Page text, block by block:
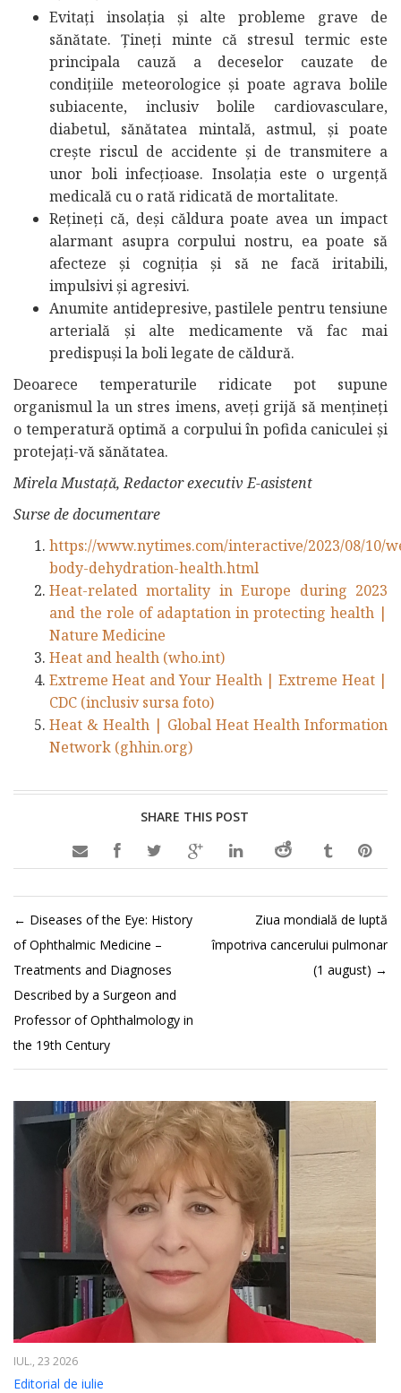
Evitați insolația și alte probleme grave de
sănătate. Țineți minte că stresul termic este
principala cauză a deceselor cauzate de
condițiile meteorologice și poate agrava bolile
subiacente, inclusiv bolile cardiovasculare,
diabetul, sănătatea mintală, astmul, și poate
crește riscul de accidente și de transmitere a
unor boli infecțioase. Insolația este o urgență
medicală cu o rată ridicată de mortalitate.
Rețineți că, deși căldura poate avea un impact
alarmant asupra corpului nostru, ea poate să
afecteze și cogniția și să ne facă iritabili,
impulsivi și agresivi.
Anumite antidepresive, pastilele pentru tensiune
arterială și alte medicamente vă fac mai
predispuși la boli legate de căldură.
Deoarece temperaturile ridicate pot supune
organismul la un stres imens, aveți grijă să mențineți
o temperatură optimă a corpului în pofida caniculei și
protejați-vă sănătatea.
Mirela Mustață, Redactor executiv E-asistent
Surse de documentare
https://www.nytimes.com/interactive/2023/08/10/
body-dehydration-health.html
Heat-related mortality in Europe during 2023
and the role of adaptation in protecting health |
Nature Medicine
Heat and health (who.int)
Extreme Heat and Your Health | Extreme Heat |
CDC (inclusiv sursa foto)
Heat & Health | Global Heat Health Information
Network (ghhin.org)
SHARE THIS POST

← Diseases of the Eye: History
of Ophthalmic Medicine –
Treatments and Diagnoses
Described by a Surgeon and
Professor of Ophthalmology in
the 19th Century
Ziua mondială de luptă
împotriva cancerului pulmonar
(1 august) →
IUL., 23 2026
Editorial de iulie